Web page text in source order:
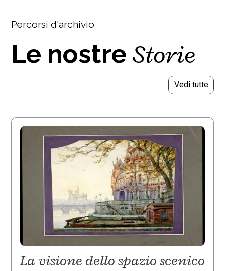
Percorsi d'archivio
Le nostre Storie
Vedi tutte
La visione dello spazio scenico